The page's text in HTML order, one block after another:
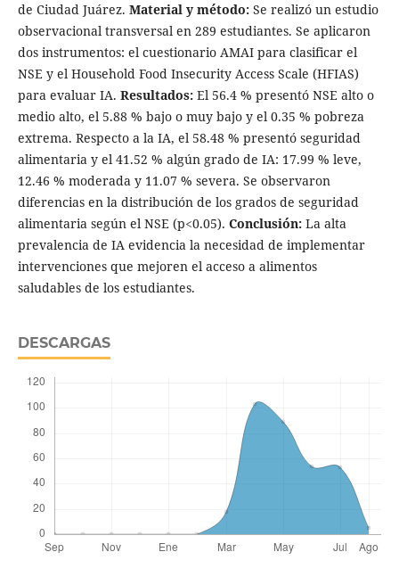
de Ciudad Juárez. Material y método:Se realizó un estudio
observacional transversal en 289 estudiantes. Se aplicaron
dos instrumentos: el cuestionario AMAI para clasificar el
NSE y el Household Food Insecurity Access Scale (HFIAS)
para evaluar IA. Resultados:El 56.4 % presentó NSE alto o
medio alto, el 5.88 % bajo o muy bajo y el 0.35 % pobreza
extrema. Respecto a la IA, el 58.48 % presentó seguridad
alimentaria y el 41.52 % algún grado de IA: 17.99 % leve,
12.46 % moderada y 11.07 % severa. Se observaron
diferencias en la distribución de los grados de seguridad
alimentaria según el NSE (p<0.05). Conclusión:La alta
prevalencia de IA evidencia la necesidad de implementar
intervenciones que mejoren el acceso a alimentos
saludables de los estudiantes.
DESCARGAS